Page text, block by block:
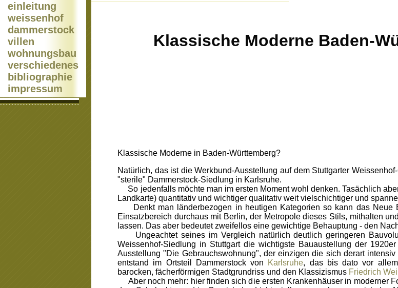
einleitung
weissenhof
dammerstock
villen
wohnungsbau
verschiedenes
bibliographie
impressum
Klassische Moderne Baden-
Klassische Moderne in Baden-Württemberg?
Natürlich, das ist die Werkbund-Ausstellung auf dem Stuttgarter
"sterile" Dammerstock-Siedlung in Karlsruhe.
So jedenfalls möchte man im ersten Moment wohl denken. Tasächlich
Landkarte) quantitativ und wichtiger qualitativ weit vielschichtiger und
Denkt man länderbezogen in heutigen Kategorien so kann das Neue
Einsatzbereich durchaus mit Berlin, der Metropole dieses Stils, mithalten
lassen. Das aber bedeutet zweifellos eine gewichtige Behauptung - den
Ungeachtet seines im Vergleich natürlich deutlich geringeren
Weissenhof-Siedlung in Stuttgart die wichtigste Bauaustellung der
Ausstellung "Die Gebrauchswohnung", der einzigen die sich derart
entstand im Ortsteil Dammerstock von
Karlsruhe, das bis dato vor
barocken, fächerförmigen Stadtgrundriss und den Klassizismus Friedrich
Aber noch mehr: hier finden sich die ersten Krankenhäuser in moderner